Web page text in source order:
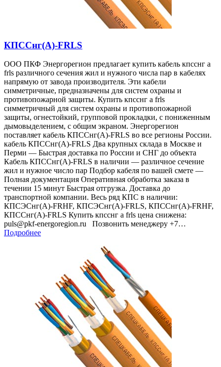
КПССнг(А)-FRLS
ООО ПКФ Энергорегион предлагает купить кабель кпсснг а
frls различного сечения жил и нужного числа пар в кабелях
напрямую от завода производителя. Эти кабели
симметричные, предназначены для систем охраны и
противопожарной защиты. Купить кпсснг а frls
симметричный для систем охраны и противопожарной
защиты, огнестойкий, групповой прокладки, с пониженным
дымовыделением, с общим экраном. Энергорегион
поставляет кабель КПССнг(А)-FRLS во все регионы России.
кабель КПССнг(А)-FRLS Два крупных склада в Москве и
Перми — Быстрая доставка по России и СНГ до объекта
Кабель КПССнг(А)-FRLS в наличии — различное сечение
жил и нужное число пар Подбор кабеля по вашей смете —
Полная документация Оперативная обработка заказа в
течении 15 минут Быстрая отгрузка. Доставка до
транспортной компании. Весь ряд КПС в наличии:
КПСЭСнг(А)-FRHF, КПСЭСнг(А)-FRLS, КПССнг(А)-FRHF,
КПССнг(А)-FRLS Купить кпсснг а frls цена снижена:
puls@pkf-energoregion.ru Позвонить менеджеру +7…
Подробнее